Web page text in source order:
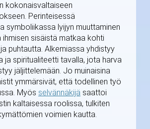
kokonaisvaltaiseen
Perinteisessä
symboliikassa lyijyn muuttaminen
ihmisen sisäistä matkaa kohti
puhtautta. Alkemiassa yhdistyy
ja spiritualiteetti tavalla, jota harva
jäljittelemään. Jo muinaisina
ymmärsivät, että todellinen työ
Myös selvännäkijä saattoi
kaltaisessa roolissa, tulkiten
voimien kautta.